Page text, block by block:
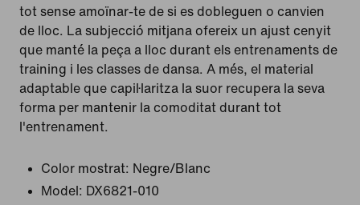
tot sense amoïnar-te de si es dobleguen o canvien
de lloc. La subjecció mitjana ofereix un ajust cenyit
que manté la peça a lloc durant els entrenaments de
training i les classes de dansa. A més, el material
adaptable que capil·laritza la suor recupera la seva
forma per mantenir la comoditat durant tot
l'entrenament.
Color mostrat: Negre/Blanc
Model: DX6821-010